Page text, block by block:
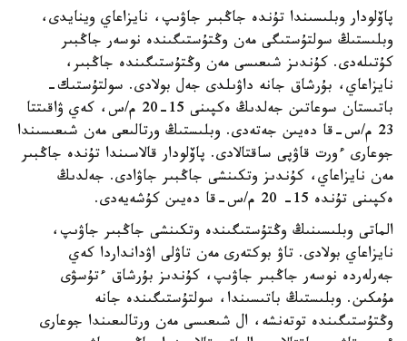
پاۆلودار وبلىسىندا تۇندە جاڭبىر جاۋىپ، نايزاعاي وينايدى،
وبلىستىڭ سولتۇستىگى مەن وڭتۇستىگىندە نوسەر جاڭبىر
كۇتىلەدى. كۇندىز شىعىسى مەن وڭتۇستىگىندە جاڭبىر،
نايزاعاي، بۇرشاق جانە داۋىلدى جەل بولادى. سولتۇستىك-
باتىستان سوعاتىن جەلدىڭ ەكپىنى 15-20 م/س، كەي ۋاقىتتا
23 م/س-قا دەيىن جەتەدى. وبلىستىڭ ورتالىعى مەن شىعىسىندا
جوعارى ءورت قاۋپى ساقتالادى. پاۆلودار قالاسىندا تۇندە جاڭبىر
مەن نايزاعاي، كۇندىز وتكىنشى جاڭبىر جاۋادى. جەلدىڭ
ەكپىنى تۇندە 15- 20 م/س-قا دەيىن كۇشەيەدى.
الماتى وبلىسىنىڭ وڭتۇستىگىندە وتكىنشى جاڭبىر جاۋىپ،
نايزاعاي بولادى. تاۋ بوكتەرى مەن تاۋلى اۋدانداردا كەي
جەرلەردە نوسەر جاڭبىر جاۋىپ، كۇندىز بۇرشاق ءتۇسۋى
مۇمكىن. وبلىستىڭ باتىسىندا، سولتۇستىگىندە جانە
وڭتۇستىگىندە توتەنشە، ال شىعىسى مەن ورتالىعىندا جوعارى